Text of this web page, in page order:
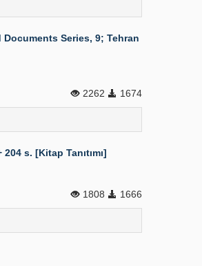
Series, 9; Tehran
2262 1674
s. [Kitap Tanıtımı]
1808 1666